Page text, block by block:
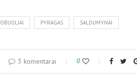
OBUOLIAI PYRAGAS SALDUMYNAI
3 komentarai 0